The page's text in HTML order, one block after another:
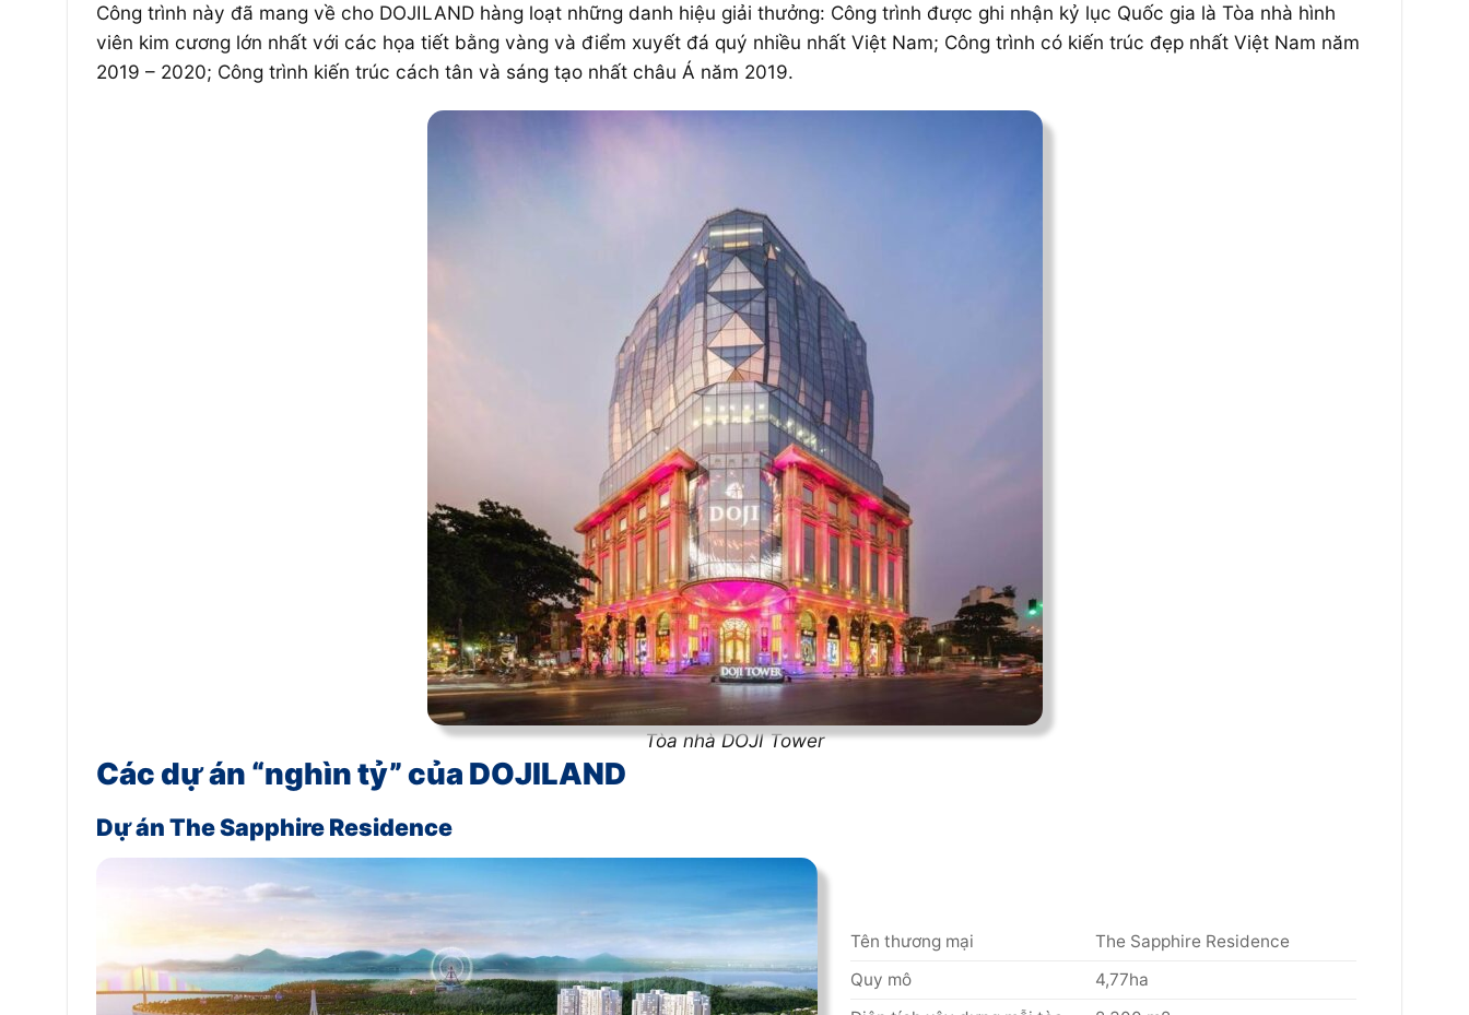
Công trình này đã mang về cho DOJILAND hàng loạt những danh hiệu giải thưởng: Công trình được ghi nhận kỷ lục Quốc gia là Tòa nhà hình
viên kim cương lớn nhất với các họa tiết bằng vàng và điểm xuyết đá quý nhiều nhất Việt Nam; Công trình có kiến trúc đẹp nhất Việt Nam năm
2019 – 2020; Công trình kiến trúc cách tân và sáng tạo nhất châu Á năm 2019.
Tòa nhà DOJI Tower
Các dự án “nghìn tỷ” của DOJILAND
Dự án The Sapphire Residence
Tên thương mại
The Sapphire Residence
Quy mô
4,77ha